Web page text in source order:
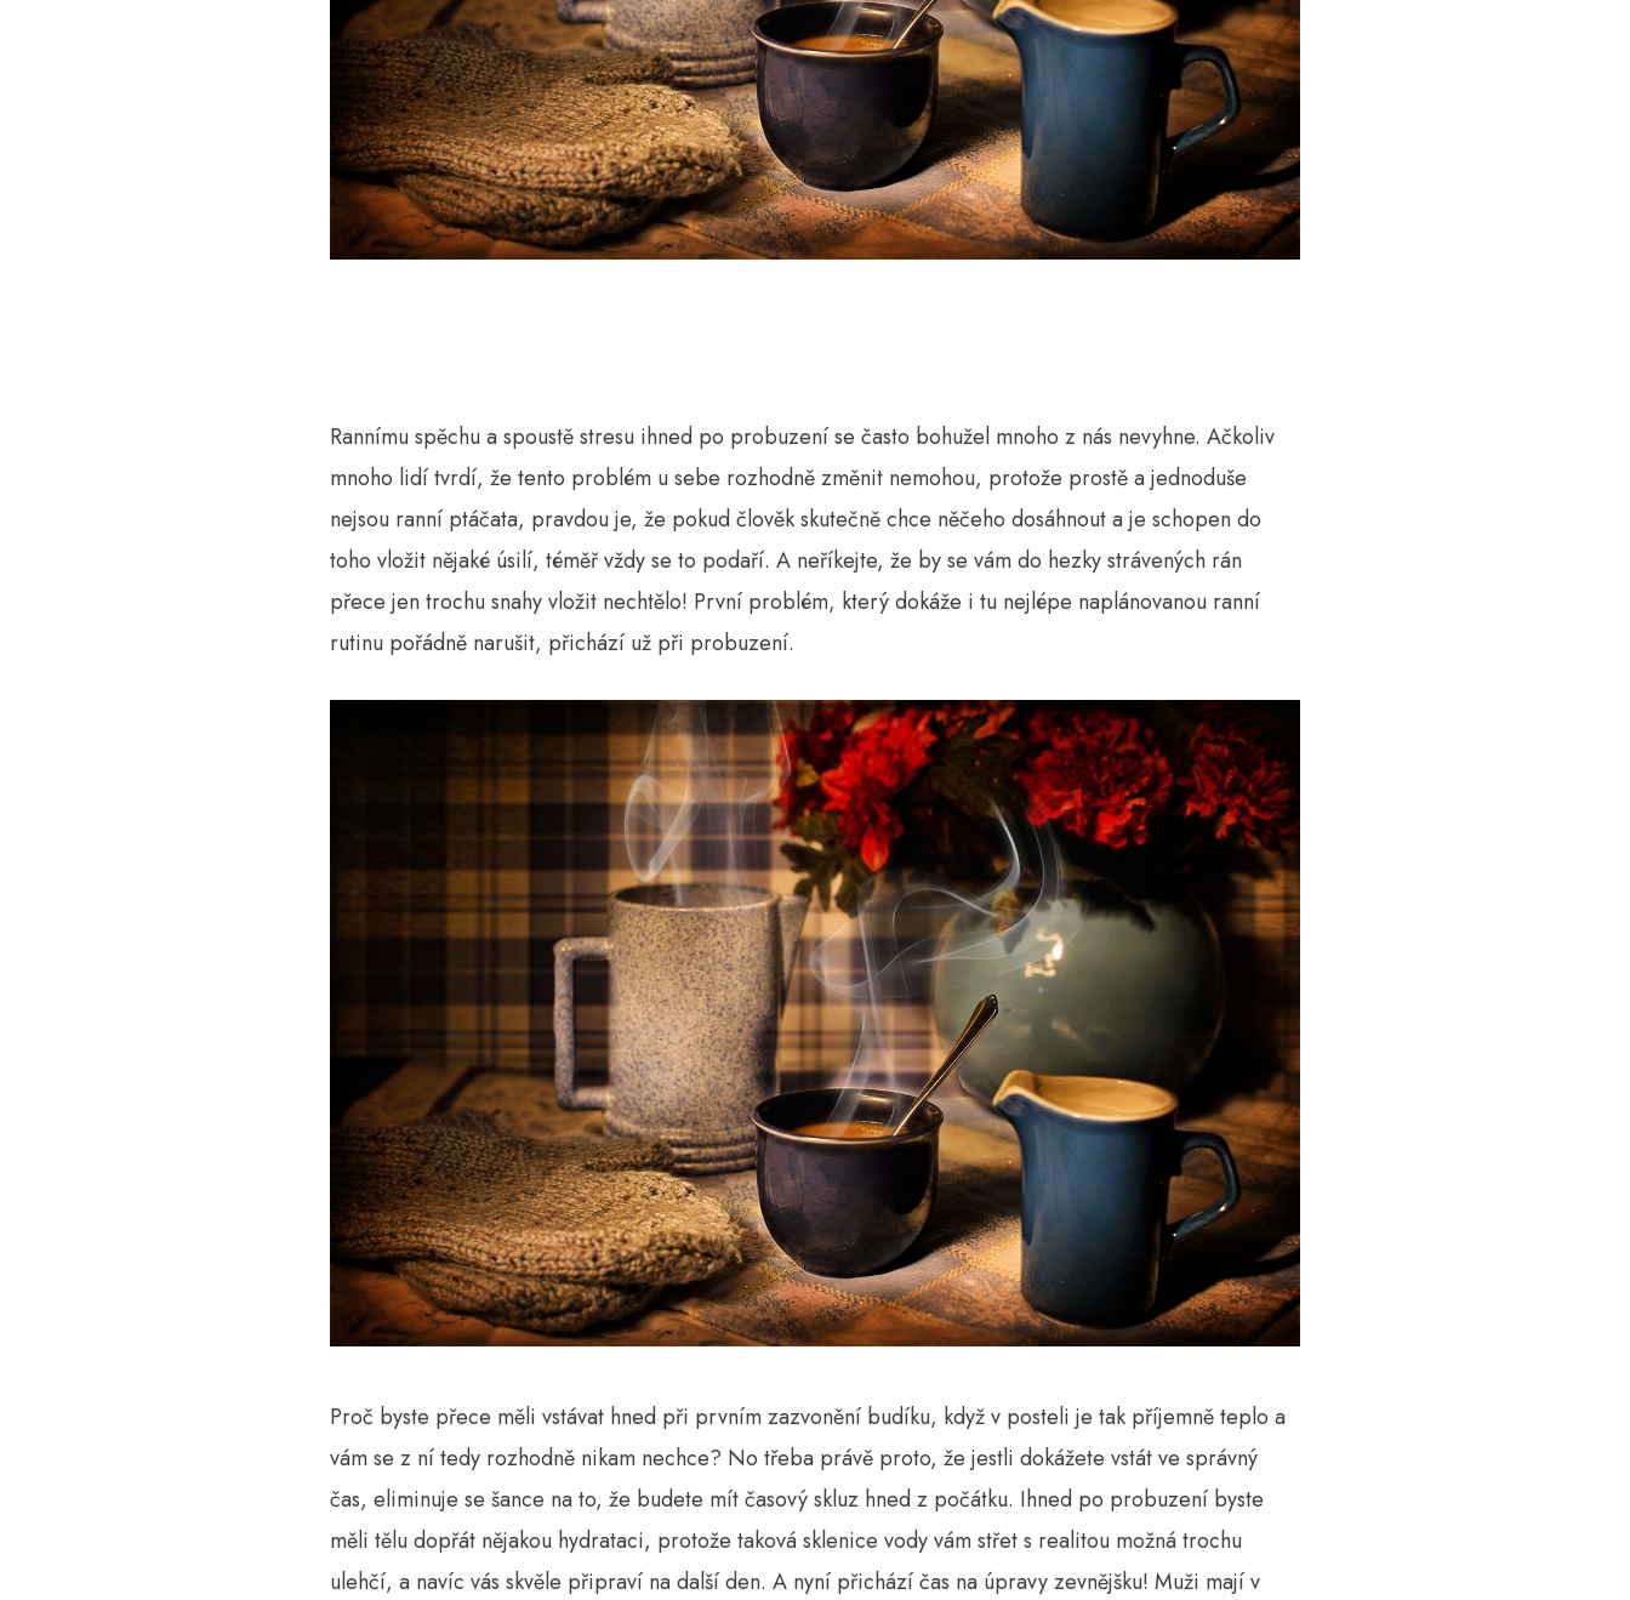
Rannímu spěchu a spoustě stresu ihned po probuzení se často bohužel mnoho z nás nevyhne. Ačkoliv
mnoho lidí tvrdí, že tento problém u sebe rozhodně změnit nemohou, protože prostě a jednoduše
nejsou ranní ptáčata, pravdou je, že pokud člověk skutečně chce něčeho dosáhnout a je schopen do
toho vložit nějaké úsilí, téměř vždy se to podaří. A neříkejte, že by se vám do hezky strávených rán
přece jen trochu snahy vložit nechtělo! První problém, který dokáže i tu nejlépe naplánovanou ranní
rutinu pořádně narušit, přichází už při probuzení.
Proč byste přece měli vstávat hned při prvním zazvonění budíku, když v posteli je tak příjemně teplo a
vám se z ní tedy rozhodně nikam nechce? No třeba právě proto, že jestli dokážete vstát ve správný
čas, eliminuje se šance na to, že budete mít časový skluz hned z počátku. Ihned po probuzení byste
měli tělu dopřát nějakou hydrataci, protože taková sklenice vody vám střet s realitou možná trochu
ulehčí, a navíc vás skvěle připraví na další den. A nyní přichází čas na úpravy zevnějšku! Muži mají v